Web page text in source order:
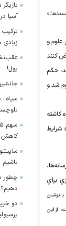
۰
علوم و
اعتراض کنند
حکم
شد و
کاشته
شرایط
براي
نوشتن
از اين
آسیا
زیادی
پول!
کاهش
باشیم
چطور
دهیم؟
دو